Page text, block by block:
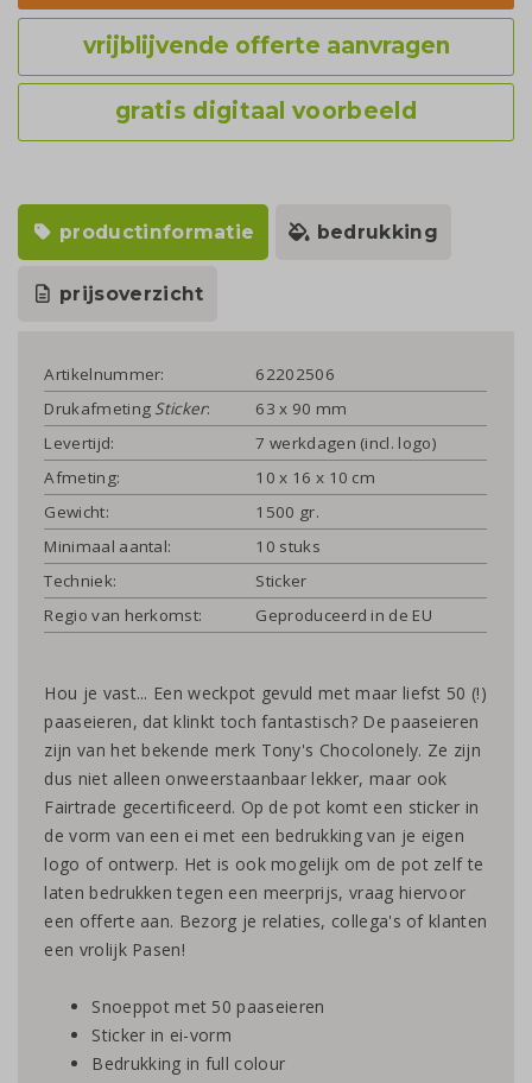
vrijblijvende offerte aanvragen
gratis digitaal voorbeeld
productinformatie bedrukking
prijsoverzicht
Artikelnummer:
62202506
Drukafmeting Sticker:
63 x 90 mm
Levertijd:
7 werkdagen (incl. logo)
Afmeting:
10 x 16 x 10 cm
Gewicht:
1500 gr.
Minimaal aantal:
10 stuks
Techniek:
Sticker
Regio van herkomst:
Geproduceerd in de EU
Hou je vast... Een weckpot gevuld met maar liefst 50 (!)
paaseieren, dat klinkt toch fantastisch? De paaseieren
zijn van het bekende merk Tony's Chocolonely. Ze zijn
dus niet alleen onweerstaanbaar lekker, maar ook
Fairtrade gecertificeerd. Op de pot komt een sticker in
de vorm van een ei met een bedrukking van je eigen
logo of ontwerp. Het is ook mogelijk om de pot zelf te
laten bedrukken tegen een meerprijs, vraag hiervoor
een offerte aan. Bezorg je relaties, collega's of klanten
een vrolijk Pasen!
Snoeppot met 50 paaseieren
Sticker in ei-vorm
Bedrukking in full colour